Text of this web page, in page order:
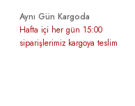
Aynı Gün Kargoda
Hafta içi her gün 15:00
siparişlerimiz kargoya teslim